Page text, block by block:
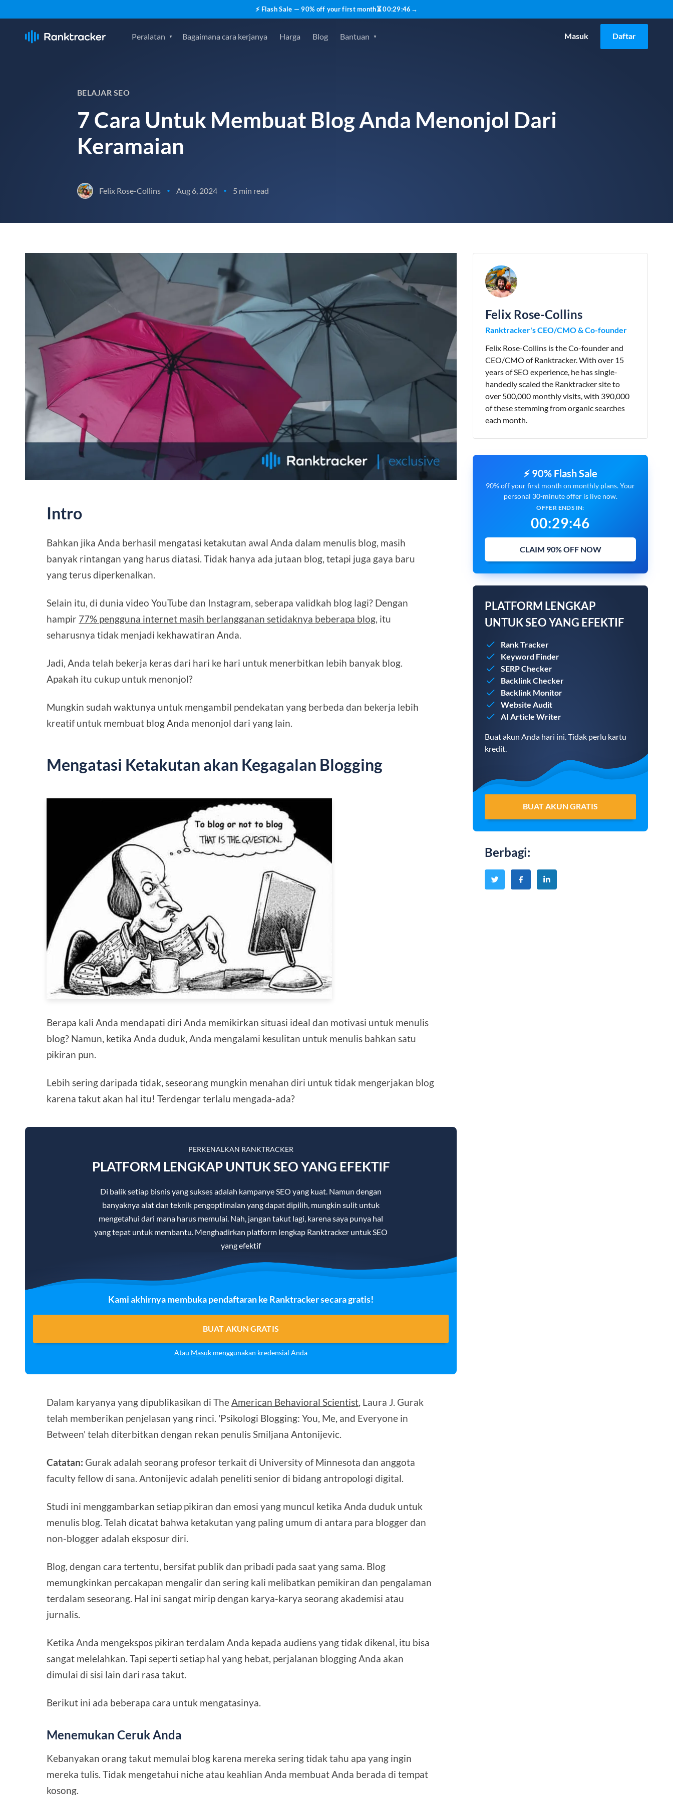
⚡ Flash Sale — 90% off your first month⏳00:29:45 →
Peralatan Bagaimana cara kerjanya Harga Blog Bantuan Masuk Daftar
BELAJAR SEO
7 Cara Untuk Membuat Blog Anda Menonjol Dari
Keramaian
Felix Rose-Collins • Aug 6, 2024 • 5 min read
Intro
Bahkan jika Anda berhasil mengatasi ketakutan awal Anda dalam menulis blog, masih
banyak rintangan yang harus diatasi. Tidak hanya ada jutaan blog, tetapi juga gaya baru
yang terus diperkenalkan.
Selain itu, di dunia video YouTube dan Instagram, seberapa validkah blog lagi? Dengan
hampir 77% pengguna internet masih berlangganan setidaknya beberapa blog , itu
seharusnya tidak menjadi kekhawatiran Anda.
Jadi, Anda telah bekerja keras dari hari ke hari untuk menerbitkan lebih banyak blog.
Apakah itu cukup untuk menonjol?
Mungkin sudah waktunya untuk mengambil pendekatan yang berbeda dan bekerja lebih
kreatif untuk membuat blog Anda menonjol dari yang lain.
Mengatasi Ketakutan akan Kegagalan Blogging
Berapa kali Anda mendapati diri Anda memikirkan situasi ideal dan motivasi untuk menulis
blog? Namun, ketika Anda duduk, Anda mengalami kesulitan untuk menulis bahkan satu
pikiran pun.
Lebih sering daripada tidak, seseorang mungkin menahan diri untuk tidak mengerjakan blog
karena takut akan hal itu! Terdengar terlalu mengada-ada?
PERKENALKAN RANKTRACKER
PLATFORM LENGKAP UNTUK SEO YANG EFEKTIF
Di balik setiap bisnis yang sukses adalah kampanye SEO yang kuat. Namun dengan
banyaknya alat dan teknik pengoptimalan yang dapat dipilih, mungkin sulit untuk
mengetahui dari mana harus memulai. Nah, jangan takut lagi, karena saya punya hal
yang tepat untuk membantu. Menghadirkan platform lengkap Ranktracker untuk SEO
yang efektif
Kami akhirnya membuka pendaftaran ke Ranktracker secara gratis!
BUAT AKUN GRATIS
Atau Masuk menggunakan kredensial Anda
Dalam karyanya yang dipublikasikan di The American Behavioral Scientist , Laura J. Gurak
telah memberikan penjelasan yang rinci. 'Psikologi Blogging: You, Me, and Everyone in
Between' telah diterbitkan dengan rekan penulis Smiljana Antonijevic.
Catatan: Gurak adalah seorang profesor terkait di University of Minnesota dan anggota
faculty fellow di sana. Antonijevic adalah peneliti senior di bidang antropologi digital.
Studi ini menggambarkan setiap pikiran dan emosi yang muncul ketika Anda duduk untuk
menulis blog. Telah dicatat bahwa ketakutan yang paling umum di antara para blogger dan
non-blogger adalah eksposur diri.
Blog, dengan cara tertentu, bersifat publik dan pribadi pada saat yang sama. Blog
memungkinkan percakapan mengalir dan sering kali melibatkan pemikiran dan pengalaman
terdalam seseorang. Hal ini sangat mirip dengan karya-karya seorang akademisi atau
jurnalis.
Ketika Anda mengekspos pikiran terdalam Anda kepada audiens yang tidak dikenal, itu bisa
sangat melelahkan. Tapi seperti setiap hal yang hebat, perjalanan blogging Anda akan
dimulai di sisi lain dari rasa takut.
Berikut ini ada beberapa cara untuk mengatasinya.
Menemukan Ceruk Anda
Kebanyakan orang takut memulai blog karena mereka sering tidak tahu apa yang ingin
mereka tulis. Tidak mengetahui niche atau keahlian Anda membuat Anda berada di tempat
kosong.
Felix Rose-Collins
Ranktracker's CEO/CMO & Co-founder
Felix Rose-Collins is the Co-founder and
CEO/CMO of Ranktracker. With over 15
years of SEO experience, he has single-
handedly scaled the Ranktracker site to
over 500,000 monthly visits, with 390,000
of these stemming from organic searches
each month.
⚡ 90% Flash Sale
90% off your first month on monthly plans. Your
personal 30-minute offer is live now.
OFFER ENDS IN:
00:29:45
CLAIM 90% OFF NOW
PLATFORM LENGKAP
UNTUK SEO YANG EFEKTIF
Rank Tracker
Keyword Finder
SERP Checker
Backlink Checker
Backlink Monitor
Website Audit
AI Article Writer
Buat akun Anda hari ini. Tidak perlu kartu
kredit.
BUAT AKUN GRATIS
Berbagi: